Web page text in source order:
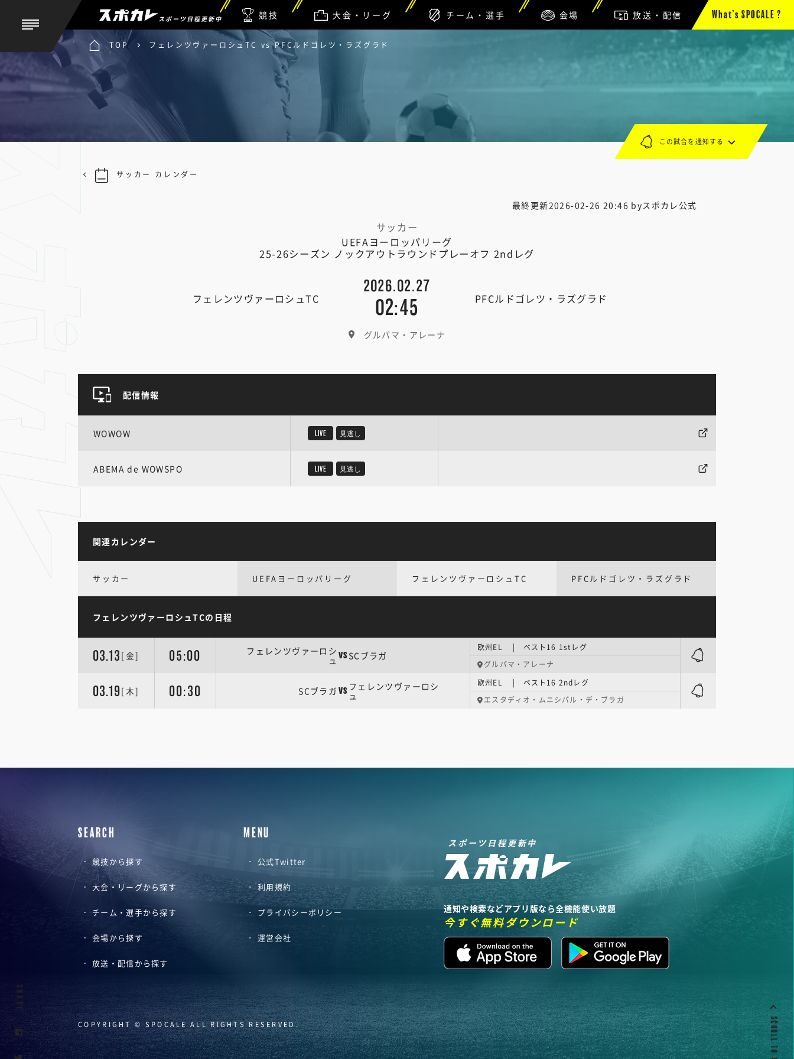
スポーツ日程更新中 競技 大会・リーグ チーム・選手 会場 放送・配信 What’s SPOCALE ?
TOP フェレンツヴァーロシュTC vs PFCルドゴレツ・ラズグラド
最終更新2026-02-26 20:46 byスポカレ公式
サッカー
UEFAヨーロッパリーグ
25-26シーズン ノックアウトラウンドプレーオフ 2ndレグ
フェレンツヴァーロシュTC
2026.02.27
02:45 PFCルドゴレツ・ラズグラド
グルパマ・アレーナ
この試合を通知する
サッカー カレンダー
配信情報
WOWOW LIVE 見逃し
ABEMA de WOWSPO LIVE 見逃し
関連カレンダー
サッカー UEFAヨーロッパリーグ フェレンツヴァーロシュTC PFCルドゴレツ・ラズグラド
フェレンツヴァーロシュTCの日程
03.13 [金] 05:00
フェレンツヴァーロシ
ュ VS SCブラガ
欧州EL | ベスト16 1stレグ
グルパマ・アレーナ
03.19[木] 00:30 SCブラガ VS フェレンツヴァーロシ
ュ
欧州EL | ベスト16 2ndレグ
エスタディオ・ムニシパル・デ・ブラガ
SEARCH
競技から探す
大会・リーグから探す
チーム・選手から探す
会場から探す
放送・配信から探す
MENU
公式Twitter
利用規約
プライバシーポリシー
運営会社
スポーツ日程更新中
通知や検索などアプリ版なら全機能使い放題
今すぐ無料ダウンロード
COPYRIGHT © SPOCALE ALL RIGHTS RESERVED. SCROLL TO TOP
SHARE